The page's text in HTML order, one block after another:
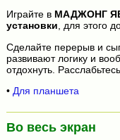
Играйте в МАДЖОНГ
установки, для этого
Сделайте перерыв и
развивают логику и
отдохнуть.
• Для планшета
Во весь экран